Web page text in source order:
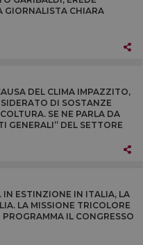
GIORNALISTA CHIARA
DEL CLIMA IMPAZZITO,
DI SOSTANZE
SE NE PARLA DA
GENERALI” DEL SETTORE
IN ESTINZIONE IN ITALIA, LA
LA MISSIONE TRICOLORE
PROGRAMMA IL CONGRESSO